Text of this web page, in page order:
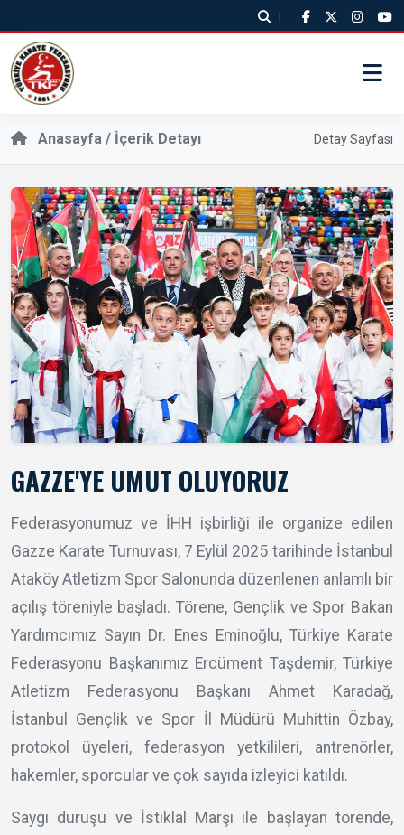
|
Anasayfa / İçerik Detayı Detay Sayfası
GAZZE'YE UMUT OLUYORUZ
Federasyonumuz ve İHH işbirliği ile organize edilen
Gazze Karate Turnuvası, 7 Eylül 2025 tarihinde İstanbul
Ataköy Atletizm Spor Salonunda düzenlenen anlamlı bir
açılış töreniyle başladı. Törene, Gençlik ve Spor Bakan
Yardımcımız Sayın Dr. Enes Eminoğlu, Türkiye Karate
Federasyonu Başkanımız Ercüment Taşdemir, Türkiye
Atletizm Federasyonu Başkanı Ahmet Karadağ,
İstanbul Gençlik ve Spor İl Müdürü Muhittin Özbay,
protokol üyeleri, federasyon yetkilileri, antrenörler,
hakemler, sporcular ve çok sayıda izleyici katıldı.
Saygı duruşu ve İstiklal Marşı ile başlayan törende,